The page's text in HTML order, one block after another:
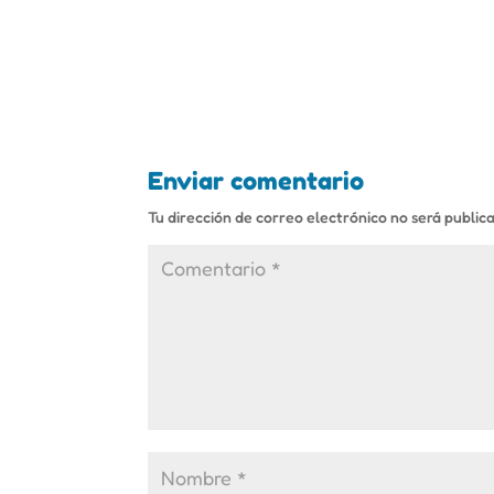
Enviar comentario
Tu dirección de correo electrónico no será